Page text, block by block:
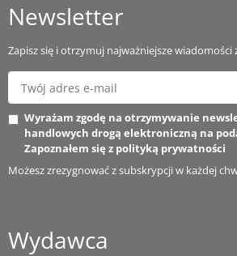
Newsletter
Zapisz się i otrzymuj najważniejsze
Wyrażam zgodę na otrzymywanie
handlowych drogą elektroniczną na
Zapoznałem się z polityką prywatności
Możesz zrezygnować z subskrypcji w każdej
Wydawca